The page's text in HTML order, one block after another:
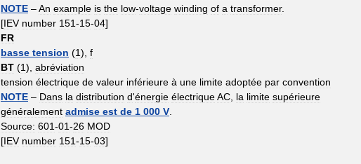
NOTE –An example is the low-voltage winding of a transformer.
[IEV number 151-15-04]
FR
basse tension (1), f
BT (1), abréviation
tension électrique de valeur inférieure à une limite adoptée par convention
NOTE – Dans la distribution d'énergie électriqueAC la limite supérieure
généralement admise est de 1 000 V
Source: 601-01-26 MOD
[IEV number 151-15-03]